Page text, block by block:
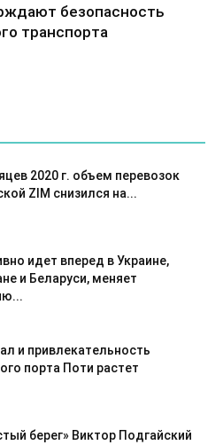
безопасность
транспорта
2020 г. объем перевозок
ZIM снизился на...
идет вперед в Украине,
и Беларуси, меняет
и привлекательность
порта Поти растет
берег» Виктор Подгайский